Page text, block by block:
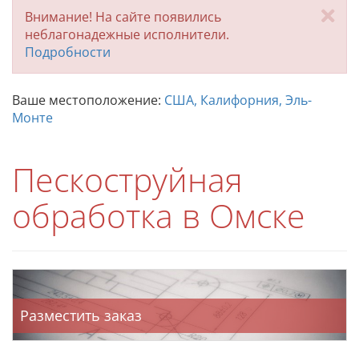
Внимание! На сайте появились
неблагонадежные исполнители.
Подробности
Ваше местоположение: США, Калифорния, Эль-
Монте
Пескоструйная
обработка в Омске
Разместить заказ